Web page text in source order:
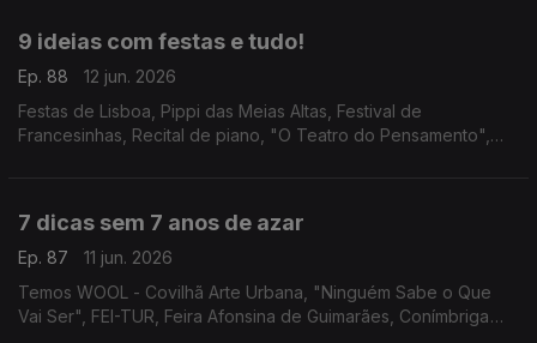
9 ideias com festas e tudo!
Ep. 88
12 jun. 2026
Festas de Lisboa, Pippi das Meias Altas, Festival de
Francesinhas, Recital de piano, "O Teatro do Pensamento",
7 dicas sem 7 anos de azar
Ep. 87
11 jun. 2026
Temos WOOL - Covilhã Arte Urbana, "Ninguém Sabe o Que
Vai Ser", FEI-TUR, Feira Afonsina de Guimarães, Conímbriga